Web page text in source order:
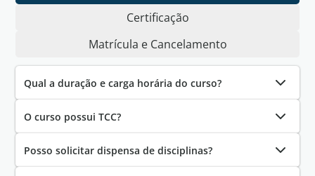
Certificação
Matrícula e Cancelamento
Qual a duração e carga horária do curso?
O curso possui TCC?
Posso solicitar dispensa de disciplinas?